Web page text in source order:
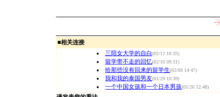
■相关连接
三陪女大学的自白(02/12 10:35)
留学带不走的回忆(02/10 09:31)
给那些没有回来的留学生(02/09 14:47)
我和我的泰国男友(01/29 10:39)
一个中国女孩和一个日本男孩(01/26 12:48)